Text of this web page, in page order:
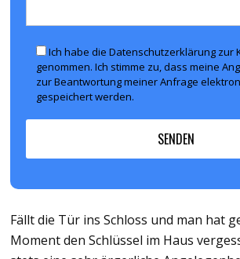
Ich habe die Datenschutzerklärung zur
genommen. Ich stimme zu, dass meine
zur Beantwortung meiner Anfrage
gespeichert werden.
Fällt die Tür ins Schloss und man hat
Moment den Schlüssel im Haus